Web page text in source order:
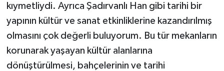
kıymetliydi. Ayrıca Şadırvanlı Han gibi tarihi bir
yapının kültür ve sanat etkinliklerine kazandırılmış
olmasını çok değerli buluyorum. Bu tür mekanların
korunarak yaşayan kültür alanlarına
dönüştürülmesi, bahçelerinin ve tarihi